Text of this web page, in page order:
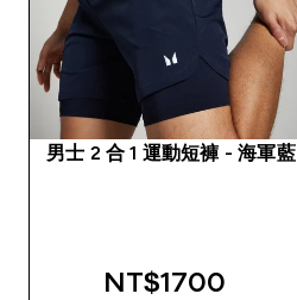
男士 2 合 1 運動短褲 - 海軍藍
NT$1700‎